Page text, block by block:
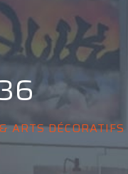
ARTS DÉCORATIFS